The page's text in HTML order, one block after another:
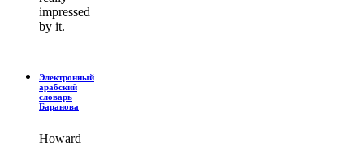
impressed
by it.
Электронный
арабский
словарь
Баранова
Howard